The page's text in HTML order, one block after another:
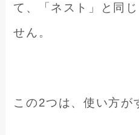
て、「ネスト」と同
せん。
この2つは、使い方が